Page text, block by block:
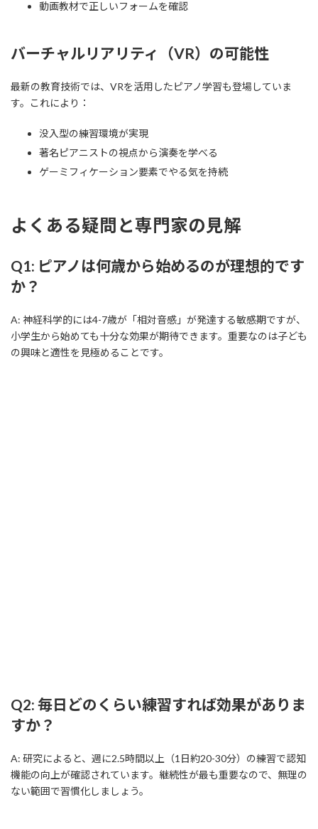
動画教材で正しいフォームを確認
バーチャルリアリティ（VR）の可能性
最新の教育技術では、VRを活用したピアノ学習も登場していま
す。これにより：
没入型の練習環境が実現
著名ピアニストの視点から演奏を学べる
ゲーミフィケーション要素でやる気を持続
よくある疑問と専門家の見解
Q1: ピアノは何歳から始めるのが理想的です
か？
A: 神経科学的には4-7歳が「相対音感」が発達する敏感期ですが、
小学生から始めても十分な効果が期待できます。重要なのは子ども
の興味と適性を見極めることです。
Q2: 毎日どのくらい練習すれば効果がありま
すか？
A: 研究によると、週に2.5時間以上（1日約20-30分）の練習で認知
機能の向上が確認されています。継続性が最も重要なので、無理の
ない範囲で習慣化しましょう。